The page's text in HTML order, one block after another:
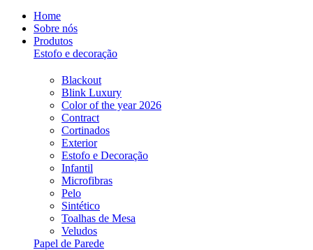
Home
Sobre nós
Produtos
Estofo e decoração
Blackout
Blink Luxury
Color of the year 2026
Contract
Cortinados
Exterior
Estofo e Decoração
Infantil
Microfibras
Pelo
Sintético
Toalhas de Mesa
Veludos
Papel de Parede